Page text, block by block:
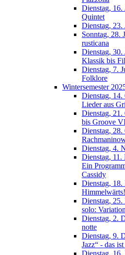
Dienstag, 16.
Quintet
Dienstag, 23.
Sonntag, 28.
rusticana
Dienstag,
Klassik bis
Dienstag, 7.
Folklore
Wintersemester
Dienstag, 14.
Lieder aus
Dienstag,
bis Groove
Dienstag,
Dienstag, 4.
Dienstag,
Ein
Cassidy
Dienstag,
Himmelwärts!
Dienstag,
solo:
Dienstag, 2.
notte
Dienstag, 9.
Jazz“ - das
Dienstag,